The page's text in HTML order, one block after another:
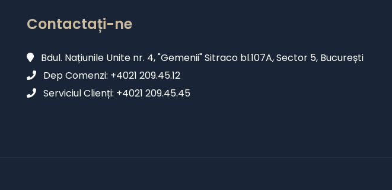
Contactați-ne
Bdul. Națiunile Unite nr. 4, "Gemenii" Sitraco bl.107A, Sector 5, București
Dep Comenzi: +4021 209.45.12
Serviciul Clienți: +4021 209.45.45